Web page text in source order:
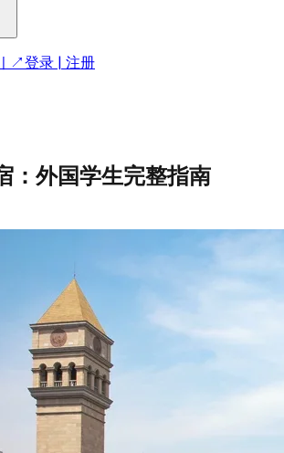
↗登录 | 注册
：外国学生完整指南